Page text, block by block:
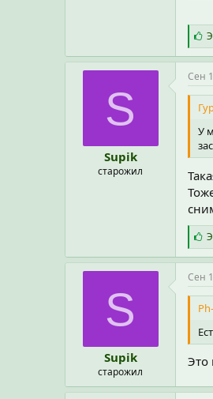
С
и
м
п
а
т
и
:
S
Supik
старожил
Сен
У
С
и
м
п
а
т
и
:
S
Supik
старожил
Сен
Это